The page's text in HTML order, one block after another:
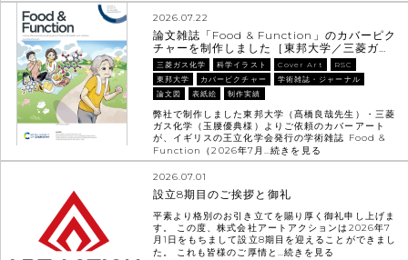
2026.07.22
論文雑誌「Food & Function」のカバーピク
チャーを制作しました［東邦大学／三菱ガ…
三菱ガス化学 科学イラスト Cover Art
RSC
東邦大学
カバーピクチャー
学術雑誌・ジャーナル
論文図
表紙絵 制作実績
弊社で制作しました東邦大学（髙橋良哉先生）・三菱
ガス化学（玉腰優典様）よりご依頼のカバーアート
が、イギリスの王立化学会発行の学術雑誌 Food &
Function（2026年7月…続きを見る
2026.07.01
設立8期目のご挨拶と御礼
平素より格別のお引き立てを賜り厚く御礼申し上げま
す。 この度、株式会社アートアクションは2026年7
月1日をもちまして設立8期目を迎えることができまし
た。 これも皆様のご厚情と…続きを見る